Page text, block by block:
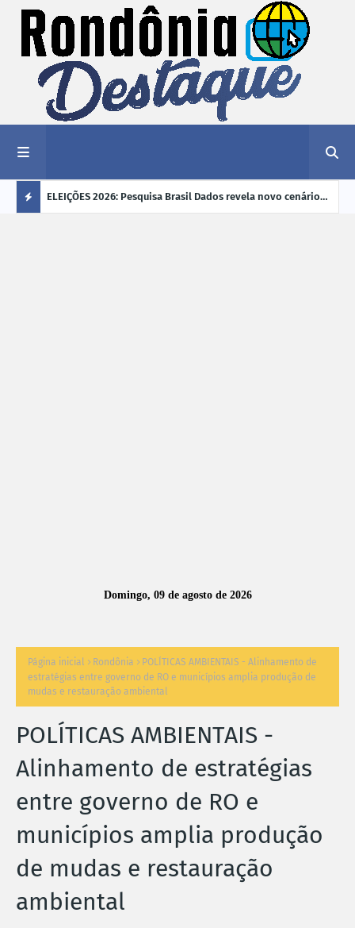
a mais ELEIÇÕES 2026: Pesquisa Brasil Dados revela novo cenário
Domingo, 09 de agosto de 2026
Página inicial Rondônia
POLÍTICAS AMBIENTAIS - Alinhamento de
estratégias entre governo de RO e municípios amplia produção de
mudas e restauração ambiental
POLÍTICAS AMBIENTAIS -
Alinhamento de estratégias
entre governo de RO e
municípios amplia produção
de mudas e restauração
ambiental